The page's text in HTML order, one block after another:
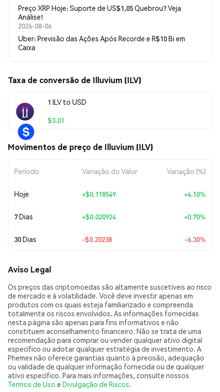
Preço XRP Hoje: Suporte de US$1,05 Quebrou? Veja
Análise!
2026-08-06
Uber: Previsão das Ações Após Recorde e R$10 Bi em
Caixa
Taxa de conversão de Illuvium (ILV)
1 ILV to USD
$3.01
Movimentos de preço de Illuvium (ILV)
Período Variação do Valor Variação (%)
Hoje +$0.118549 +4.10%
7 Dias +$0.020924 +0.70%
30 Dias -$0.20238 -6.30%
Aviso Legal
Os preços das criptomoedas são altamente suscetíveis ao risco
de mercado e à volatilidade. Você deve investir apenas em
produtos com os quais esteja familiarizado e compreenda
totalmente os riscos envolvidos. As informações fornecidas
nesta página são apenas para fins informativos e não
constituem aconselhamento financeiro. Não se trata de uma
recomendação para comprar ou vender qualquer ativo digital
específico ou adotar qualquer estratégia de investimento. A
Phemex não oferece garantias quanto à precisão, adequação
ou validade de qualquer informação fornecida ou de qualquer
ativo específico. Para mais informações, consulte nossos
Termos de Uso e Divulgação de Riscos.